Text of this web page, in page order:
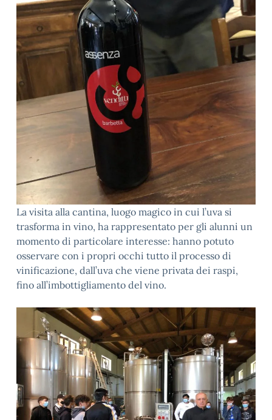
La visita alla cantina, luogo magico in cui l’uva si
trasforma in vino, ha rappresentato per gli alunni un
momento di particolare interesse: hanno potuto
osservare con i propri occhi tutto il processo di
vinificazione, dall’uva che viene privata dei raspi,
fino all’imbottigliamento del vino.